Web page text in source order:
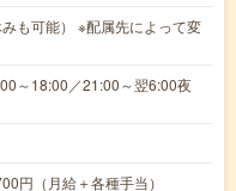
も可能） ※配属先によって変
～18:00／21:00～翌6:00夜
円（月給＋各種手当）